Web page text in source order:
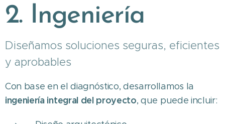
2. Ingeniería
Diseñamos soluciones seguras, eficientes
y aprobables
Con base en el diagnóstico, desarrollamos la
ingeniería integral del proyecto, que puede incluir: